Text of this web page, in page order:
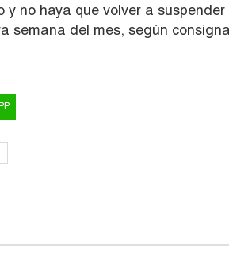
no haya que volver a suspender
semana del mes, según consigna